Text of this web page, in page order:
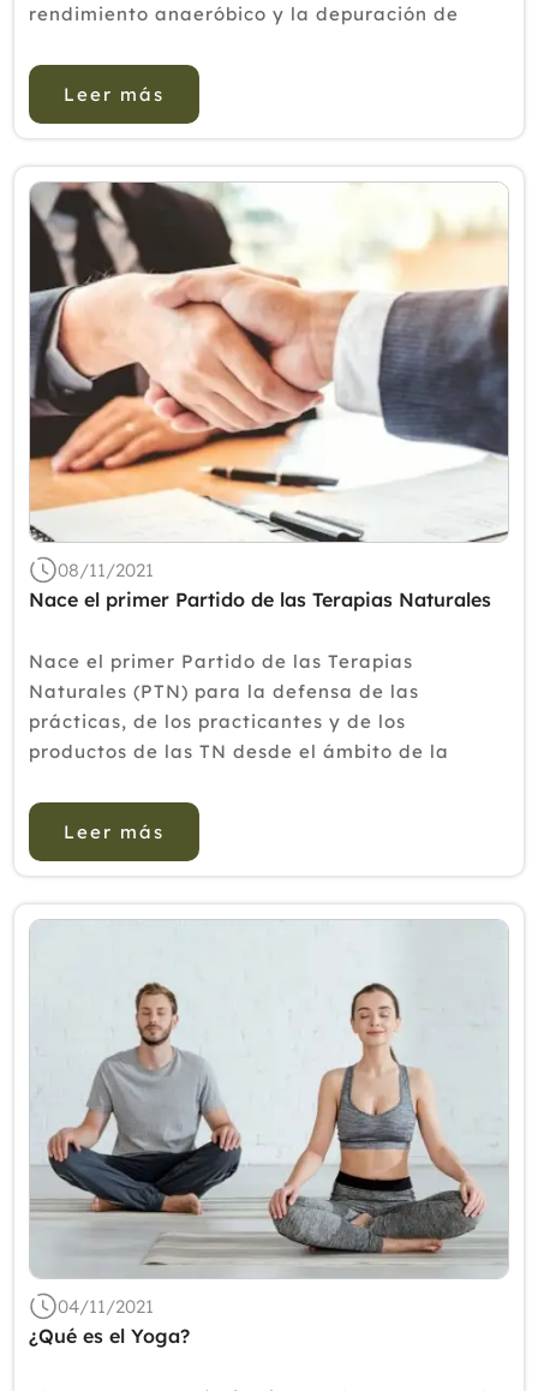
rendimiento anaeróbico y la depuración de
estudio fue un ensayo cruzado, doble ciego, ...
Leer más
08/11/2021
Nace el primer Partido de las Terapias Naturales
Nace el primer Partido de las Terapias
Naturales (PTN) para la defensa de las
prácticas, de los practicantes y de los
productos de las TN desde el ámbito de la
aquellos actores políticos y organizaciones que
manif...
Leer más
04/11/2021
¿Qué es el Yoga?